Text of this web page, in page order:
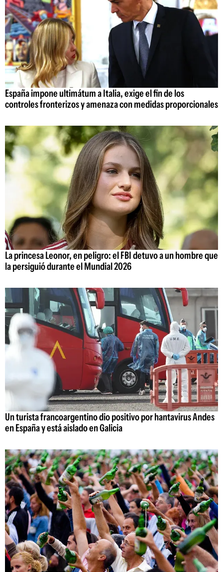
España impone ultimátum a Italia, exige el fin de los
controles fronterizos y amenaza con medidas proporcionales
La princesa Leonor, en peligro: el FBI detuvo a un hombre que
la persiguió durante el Mundial 2026
Un turista francoargentino dio positivo por hantavirus Andes
en España y está aislado en Galicia